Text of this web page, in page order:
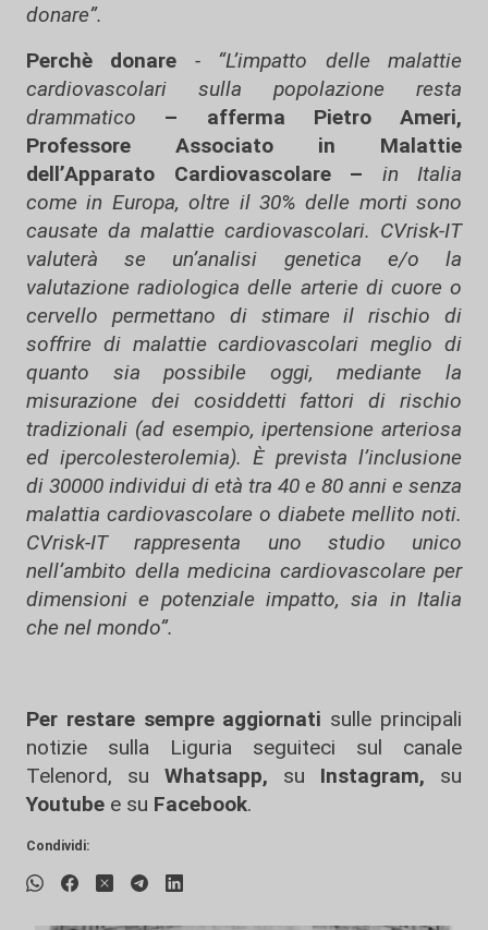
donare”.
Perchè donare - “L’impatto delle malattie
cardiovascolari sulla popolazione resta
drammatico – afferma Pietro Ameri,
Professore Associato in Malattie
dell’Apparato Cardiovascolare – in Italia
come in Europa, oltre il 30% delle morti sono
causate da malattie cardiovascolari. CVrisk-IT
valuterà se un’analisi genetica e/o la
valutazione radiologica delle arterie di cuore o
cervello permettano di stimare il rischio di
soffrire di malattie cardiovascolari meglio di
quanto sia possibile oggi, mediante la
misurazione dei cosiddetti fattori di rischio
tradizionali (ad esempio, ipertensione arteriosa
ed ipercolesterolemia). È prevista l’inclusione
di 30000 individui di età tra 40 e 80 anni e senza
malattia cardiovascolare o diabete mellito noti.
CVrisk-IT rappresenta uno studio unico
nell’ambito della medicina cardiovascolare per
dimensioni e potenziale impatto, sia in Italia
che nel mondo”.
Per restare sempre aggiornati sulle principali
notizie sulla Liguria seguiteci sul canale
Telenord, su
Whatsapp, su Instagram, su
Youtube e su Facebook.
Condividi: